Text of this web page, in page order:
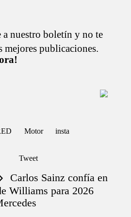
a nuestro boletín y no te
mejores publicaciones.
Motor insta
Tweet
Carlos Sainz confía en
Williams para 2026